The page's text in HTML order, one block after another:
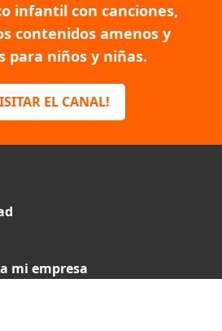
infantil con canciones,
contenidos amenos y
para niños y niñas.
EL CANAL!
mi empresa